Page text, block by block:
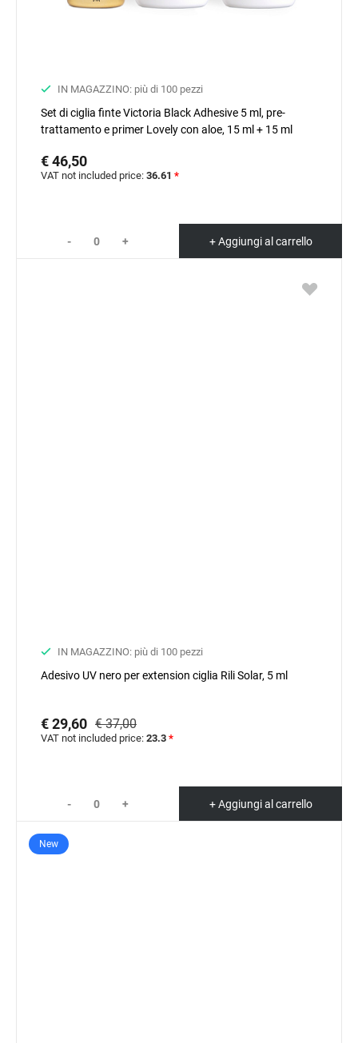
IN MAGAZZINO: più di 100 pezzi
Set di ciglia finte Victoria Black Adhesive 5 ml, pre-
trattamento e primer Lovely con aloe, 15 ml + 15 ml
€ 46,50
VAT not included price: 36.61 *
- + + Aggiungi al carrello
IN MAGAZZINO: più di 100 pezzi
Adesivo UV nero per extension ciglia Rili Solar, 5 ml
€ 29,60 € 37,00
VAT not included price: 23.3 *
- + + Aggiungi al carrello
New